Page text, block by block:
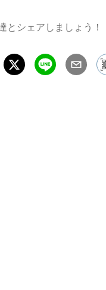
あれ
で教え
こと
とシェアしましょう！